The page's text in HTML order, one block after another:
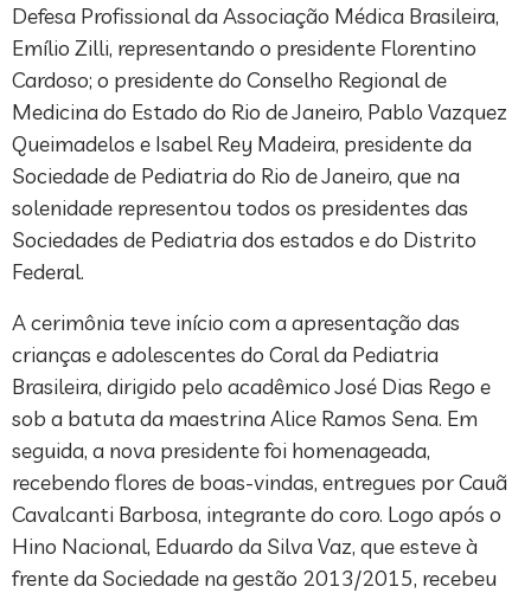
Defesa Profissional da Associação Médica Brasileira,
Emílio Zilli, representando o presidente Florentino
Cardoso; o presidente do Conselho Regional de
Medicina do Estado do Rio de Janeiro, Pablo Vazquez
Queimadelos e Isabel Rey Madeira, presidente da
Sociedade de Pediatria do Rio de Janeiro, que na
solenidade representou todos os presidentes das
Sociedades de Pediatria dos estados e do Distrito
Federal.
A cerimônia teve início com a apresentação das
crianças e adolescentes do Coral da Pediatria
Brasileira, dirigido pelo acadêmico José Dias Rego e
sob a batuta da maestrina Alice Ramos Sena. Em
seguida, a nova presidente foi homenageada,
recebendo flores de boas-vindas, entregues por Cauã
Cavalcanti Barbosa, integrante do coro. Logo após o
Hino Nacional, Eduardo da Silva Vaz, que esteve à
frente da Sociedade na gestão 2013/2015, recebeu